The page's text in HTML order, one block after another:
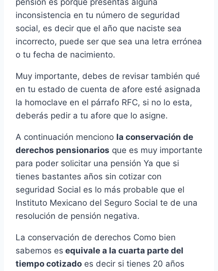
inconsistencia en tu número de seguridad
social, es decir que el año que naciste sea
incorrecto, puede ser que sea una letra errónea
o tu fecha de nacimiento.
Muy importante, debes de revisar también qué
en tu estado de cuenta de afore esté asignada
la homoclave en el párrafo RFC, si no lo esta,
deberás pedir a tu afore que lo asigne.
A continuación menciono la conservación de
derechos pensionarios que es muy importante
para poder solicitar una pensión Ya que si
tienes bastantes años sin cotizar con
seguridad Social es lo más probable que el
Instituto Mexicano del Seguro Social te de una
resolución de pensión negativa.
La conservación de derechos Como bien
sabemos es equivale a la cuarta parte del
tiempo cotizado es decir si tienes 20 años